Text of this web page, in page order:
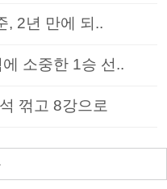
, 2년 만에 되..
소중한 1승 선..
꺾고 8강으로